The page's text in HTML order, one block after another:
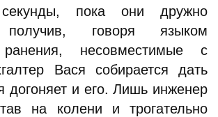
секунды, пока они дружно
получив, говоря языком
ранения, несовместимые с
Вася собирается дать
догоняет и его. Лишь инженер
на колени и трогательно